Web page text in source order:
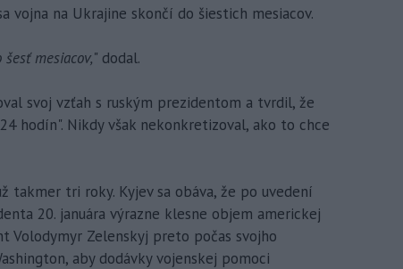
vojna na Ukrajine skončí do šiestich mesiacov.
mesiacov," dodal.
svoj vzťah s ruským prezidentom a tvrdil, že
hodín". Nikdy však nekonkretizoval, ako to chce
takmer tri roky. Kyjev sa obáva, že po uvedení
20. januára výrazne klesne objem americkej
Volodymyr Zelenskyj preto počas svojho
aby dodávky vojenskej pomoci